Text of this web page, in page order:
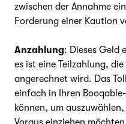
zwischen der Annahme
Forderung einer Kaution
Anzahlung: Dieses Geld
es ist eine Teilzahlung,
angerechnet wird. Das
einfach in Ihren
können, um